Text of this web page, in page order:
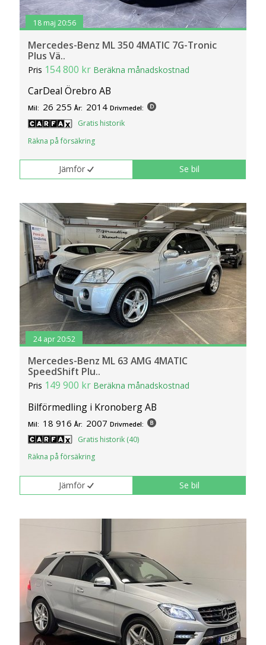
18 maj 20:56
Mercedes-Benz ML 350 4MATIC 7G-Tronic
Plus Vä..
Pris 154 800 kr Beräkna månadskostnad
CarDeal Örebro AB
Mil: 26 255 År: 2014 Drivmedel:
Gratis historik
Räkna på försäkring
Jämför Se bil
24 apr 20:52
Mercedes-Benz ML 63 AMG 4MATIC
SpeedShift Plu..
Pris 149 900 kr Beräkna månadskostnad
Bilförmedling i Kronoberg AB
Mil: 18 916 År: 2007 Drivmedel:
Gratis historik (40)
Räkna på försäkring
Jämför Se bil